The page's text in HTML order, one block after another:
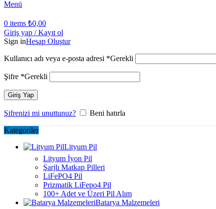
Menü
0 items ₺0,00
Giriş yap / Kayıt ol
Sign inHesap Oluştur
Kullanıcı adı veya e-posta adresi *Gerekli
Şifre *Gerekli
Giriş Yap
Şifrenizi mi unuttunuz? Beni hatırla
Kategoriler
Lityum Pil
Lityum İyon Pil
Şarjlı Matkap Pilleri
LiFePO4 Pil
Prizmatik LiFepo4 Pil
100+ Adet ve Üzeri Pil Alım
Batarya Malzemeleri